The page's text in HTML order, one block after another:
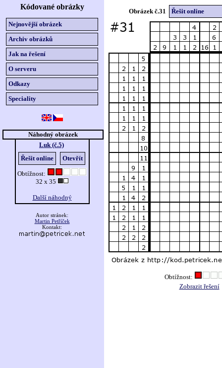
Kódované obrázky
Nejnovější obrázek
Archiv obrázků
Jak na řešení
O serveru
Odkazy
Speciality
Náhodný obrázek
Luk (č.5)
Řešit online
Otevřít
Obtížnost:
32 x 35
Další náhodný
Autor stránek:
Martin Petříček
Kontakt:
Obrázek č.31 Řešit online
Obtížnost:
Zobrazit řešení